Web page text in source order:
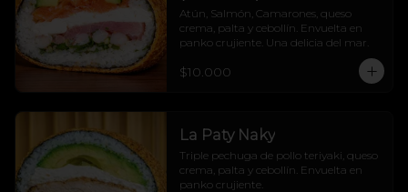
Atún, Salmón, Camarones, queso
crema, palta y cebollín. Envuelta en
panko crujiente. Una delicia del mar.
$10.000
La Paty Naky
Triple pechuga de pollo teriyaki, queso
crema, palta y cebollín. Envuelta en
panko crujiente.